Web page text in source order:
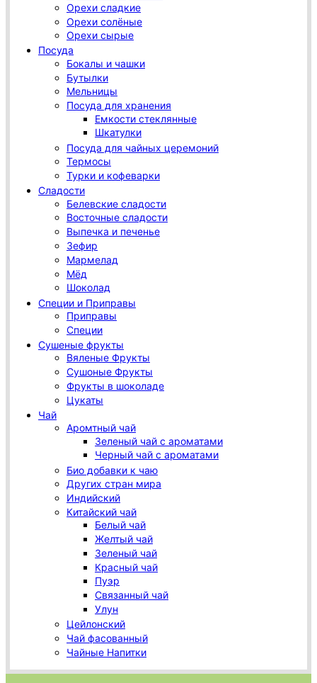
Орехи сладкие
Орехи солёные
Орехи сырые
Посуда
Бокалы и чашки
Бутылки
Мельницы
Посуда для хранения
Емкости стеклянные
Шкатулки
Посуда для чайных церемоний
Термосы
Турки и кофеварки
Сладости
Белевские сладости
Восточные сладости
Выпечка и печенье
Зефир
Мармелад
Мёд
Шоколад
Специи и Приправы
Приправы
Специи
Сушеные фрукты
Вяленые Фрукты
Сушоные Фрукты
Фрукты в шоколаде
Цукаты
Чай
Аромтный чай
Зеленый чай с ароматами
Черный чай с ароматами
Био добавки к чаю
Других стран мира
Индийский
Китайский чай
Белый чай
Желтый чай
Зеленый чай
Красный чай
Пуэр
Связанный чай
Улун
Цейлонский
Чай фасованный
Чайные Напитки